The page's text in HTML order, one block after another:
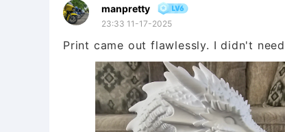
manpretty
23:33 11-17-2025
Print came out flawlessly. I didn't